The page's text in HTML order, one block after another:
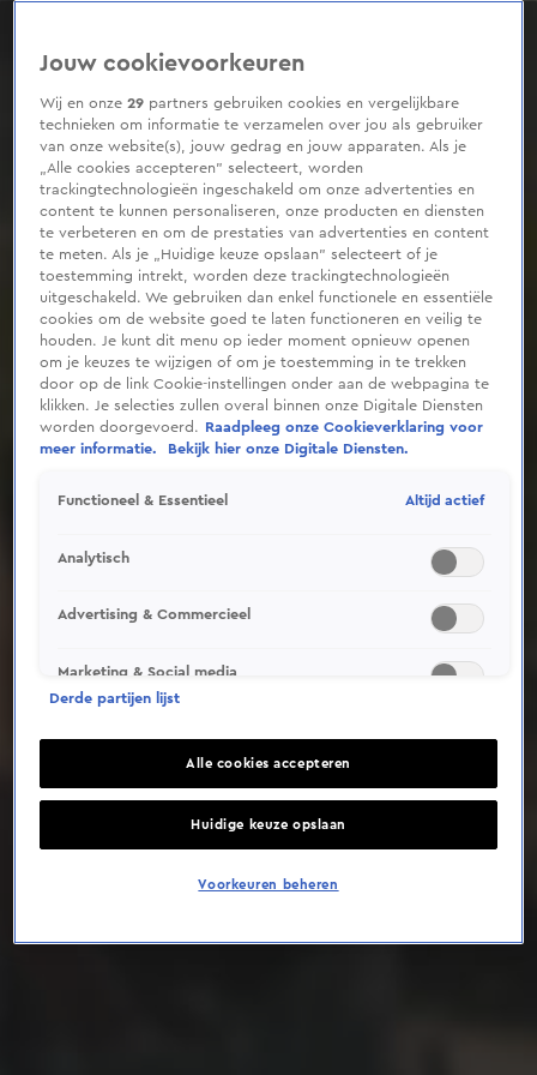
Deze video is niet beschikbaar op je huidige locatie
Jouw cookievoorkeuren
Wij en onze29 partners gebruiken cookies en vergelijkbare
technieken om informatie te verzamelen over jou als gebruiker
van onze website(s), jouw gedrag en jouw apparaten. Als je
„Alle cookies accepteren” selecteert, worden
trackingtechnologieën ingeschakeld om onze advertenties en
content te kunnen personaliseren, onze producten en diensten
te verbeteren en om de prestaties van advertenties en content
te meten. Als je „Huidige keuze opslaan” selecteert of je
toestemming intrekt, worden deze trackingtechnologieën
uitgeschakeld. We gebruiken dan enkel functionele en essentiële
cookies om de website goed te laten functioneren en veilig te
houden. Je kunt dit menu op ieder moment opnieuw openen
om je keuzes te wijzigen of om je toestemming in te trekken
door op de link Cookie-instellingen onder aan de webpagina te
klikken. Je selecties zullen overal binnen onze Digitale Diensten
worden doorgevoerd.
Raadpleeg onze Cookieverklaring voor
meer informatie.
Bekijk hier onze Digitale Diensten.
Functioneel & Essentieel Altijd actief
Analytisch
Advertising & Commercieel
Marketing & Social media
Derde partijen lijst
Alle cookies accepteren
Huidige keuze opslaan
Voorkeuren beheren